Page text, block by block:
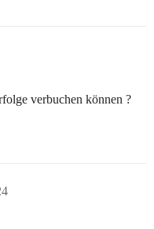
verbuchen können ?